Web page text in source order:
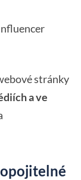
stránky
a ve